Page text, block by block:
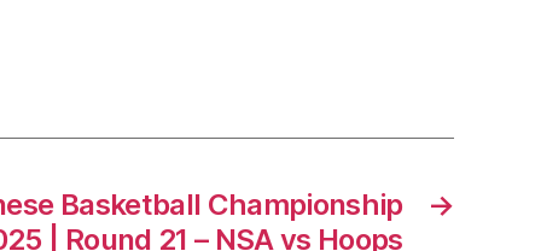
→
Basketball Championship
| Round 21 – NSA vs Hoops